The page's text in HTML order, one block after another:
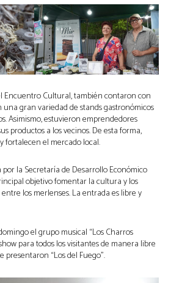
Encuentro Cultural, también contaron con
una gran variedad de stands gastronómicos
Asimismo, estuvieron emprendedores
productos a los vecinos. De esta forma,
fortalecen el mercado local.
la Secretaría de Desarrollo Económico
objetivo fomentar la cultura y los
los merlenses. La entrada es libre y
el grupo musical “Los Charros
para todos los visitantes de manera libre
presentaron “Los del Fuego”.